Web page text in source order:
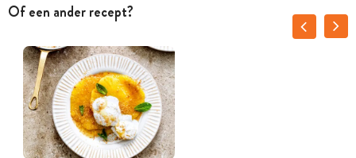
Of een ander recept?